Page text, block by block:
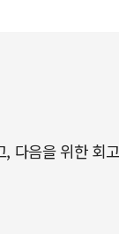
다음을 위한 회